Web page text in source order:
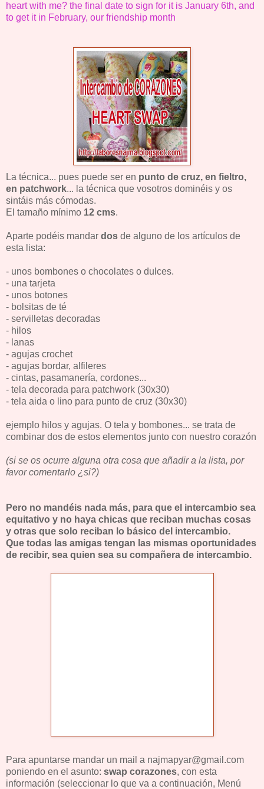
heart with me? the final date to sign for it is January 6th, and
to get it in February, our friendship month
La técnica... pues puede ser en punto de cruz, en fieltro,
en patchwork... la técnica que vosotros dominéis y os
sintáis más cómodas.
El tamaño mínimo 12 cms.
Aparte podéis mandar dos de alguno de los artículos de
esta lista:
- unos bombones o chocolates o dulces.
- una tarjeta
- unos botones
- bolsitas de té
- servilletas decoradas
- hilos
- lanas
- agujas crochet
- agujas bordar, alfileres
- cintas, pasamanería, cordones...
- tela decorada para patchwork (30x30)
- tela aida o lino para punto de cruz (30x30)
ejemplo hilos y agujas. O tela y bombones... se trata de
combinar dos de estos elementos junto con nuestro corazón
(si se os ocurre alguna otra cosa que añadir a la lista, por
favor comentarlo ¿si?)
Pero no mandéis nada más, para que el intercambio sea
equitativo y no haya chicas que reciban muchas cosas
y otras que solo reciban lo básico del intercambio.
Que todas las amigas tengan las mismas oportunidades
de recibir, sea quien sea su compañera de intercambio.
Para apuntarse mandar un mail a najmapyar@gmail.com
poniendo en el asunto: swap corazones, con esta
información (seleccionar lo que va a continuación, Menú